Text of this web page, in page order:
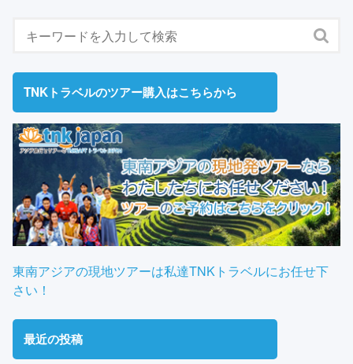
TNKトラベルのツアー購入はこちらから
東南アジアの現地ツアーは私達TNKトラベルにお任せ下
さい！
最近の投稿